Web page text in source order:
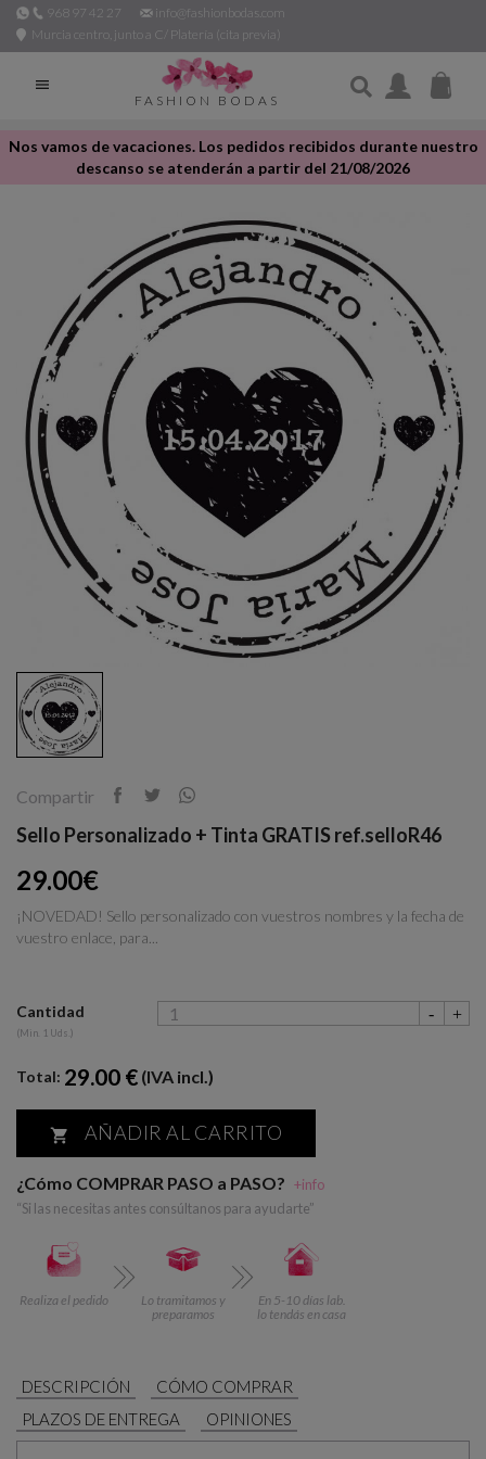
968 97 42 27
info@fashionbodas.com
Murcia centro, junto a C/ Platería (cita previa)

FASHION BODAS
Nos vamos de vacaciones. Los pedidos recibidos durante nuestro
descanso se atenderán a partir del 21/08/2026
Compartir
Sello Personalizado + Tinta GRATIS ref.selloR46
29.00€
¡NOVEDAD! Sello personalizado con vuestros nombres y la fecha de
vuestro enlace, para...
Cantidad
(Min. 1 Uds.)
Total: 29.00 € (IVA incl.)
 AÑADIR AL CARRITO
¿Cómo COMPRAR PASO a PASO? +info
“Si las necesitas antes consúltanos para ayudarte”
Realiza el pedido
Lo tramitamos y
preparamos
En 5-10 días lab.
lo tendás en casa
DESCRIPCIÓN
CÓMO COMPRAR
PLAZOS DE ENTREGA
OPINIONES